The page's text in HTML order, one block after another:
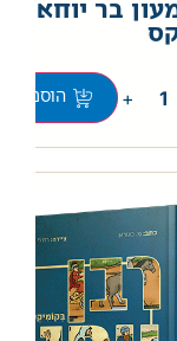
בר יוחאי
+ הוספה